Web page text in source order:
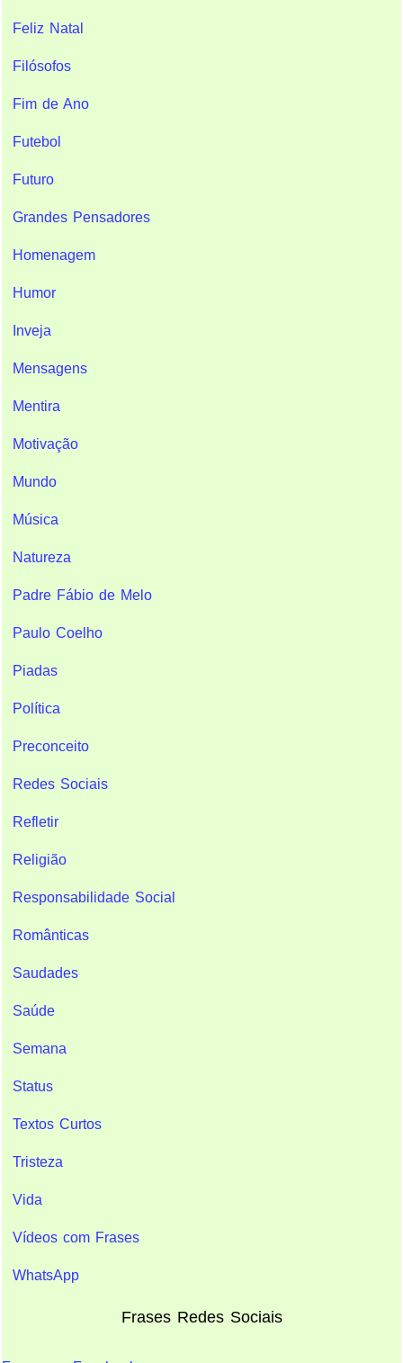
Feliz Natal
Filósofos
Fim de Ano
Futebol
Futuro
Grandes Pensadores
Homenagem
Humor
Inveja
Mensagens
Mentira
Motivação
Mundo
Música
Natureza
Padre Fábio de Melo
Paulo Coelho
Piadas
Política
Preconceito
Redes Sociais
Refletir
Religião
Responsabilidade Social
Românticas
Saudades
Saúde
Semana
Status
Textos Curtos
Tristeza
Vida
Vídeos com Frases
WhatsApp
Frases Redes Sociais